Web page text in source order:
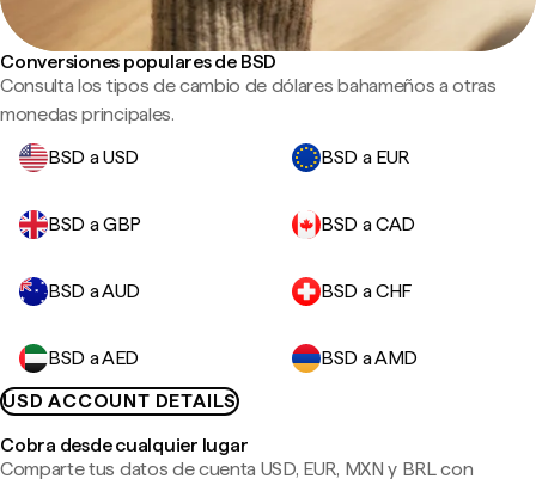
Conversiones populares de BSD
Consulta los tipos de cambio de dólares bahameños a otras
monedas principales.
BSD a USD
BSD a EUR
BSD a GBP BSD a CAD
BSD a AUD BSD a CHF
BSD a AED
BSD a AMD
USD ACCOUNT DETAILS
Cobra desde cualquier lugar
Comparte tus datos de cuenta USD, EUR, MXN y BRL con